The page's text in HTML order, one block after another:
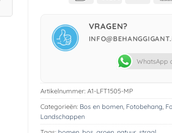
VRAGEN?
WhatsApp
Artikelnummer: A1-LFT1505-MP
Categorieën: Bos en bomen, Fotobehang
Landschappen